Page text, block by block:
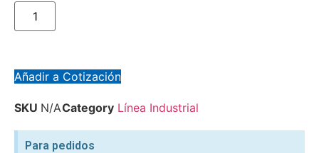
Añadir a Cotización
SKU N/ACategory Línea Industrial
Para pedidos